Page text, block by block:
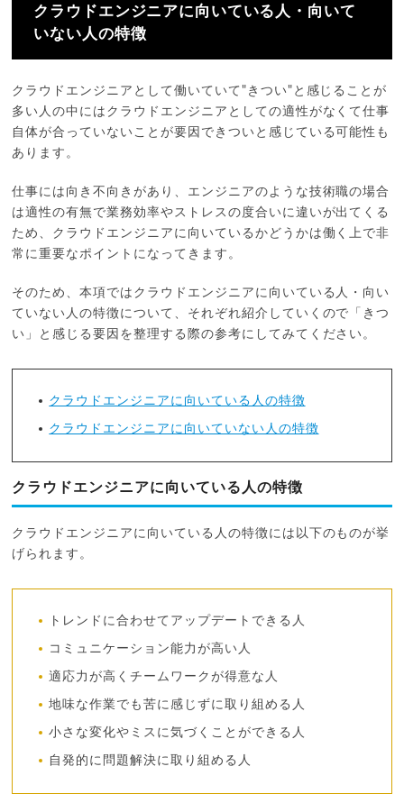
クラウドエンジニアに向いている人・向いて
いない人の特徴
クラウドエンジニアとして働いていて"きつい"と感じることが
多い人の中にはクラウドエンジニアとしての適性がなくて仕事
自体が合っていないことが要因できついと感じている可能性も
あります。
仕事には向き不向きがあり、エンジニアのような技術職の場合
は適性の有無で業務効率やストレスの度合いに違いが出てくる
ため、クラウドエンジニアに向いているかどうかは働く上で非
常に重要なポイントになってきます。
そのため、本項ではクラウドエンジニアに向いている人・向い
ていない人の特徴について、それぞれ紹介していくので「きつ
い」と感じる要因を整理する際の参考にしてみてください。
クラウドエンジニアに向いている人の特徴
クラウドエンジニアに向いていない人の特徴
クラウドエンジニアに向いている人の特徴
クラウドエンジニアに向いている人の特徴には以下のものが挙
げられます。
トレンドに合わせてアップデートできる人
コミュニケーション能力が高い人
適応力が高くチームワークが得意な人
地味な作業でも苦に感じずに取り組める人
小さな変化やミスに気づくことができる人
自発的に問題解決に取り組める人